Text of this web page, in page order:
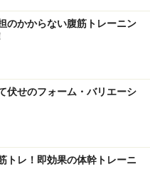
のかからない腹筋トレーニン
伏せのフォーム・バリエーシ
トレ！即効果の体幹トレーニ